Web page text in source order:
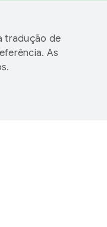
tradução de
As